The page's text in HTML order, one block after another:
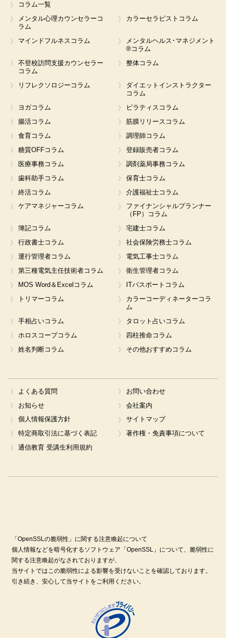
コラム一覧
メンタル心理カウンセラーコ
ラム
カラーセラピストコラム
マインドフルネスコラム
メンタルヘルス･マネジメント
®コラム
不登校訪問支援カウンセラー
コラム
整体コラム
リフレクソロジーコラム
ダイエットインストラクター
コラム
ヨガコラム
ピラティスコラム
腸活コラム
筋膜リリースコラム
食育コラム
調理師コラム
糖質OFFコラム
登録販売者コラム
医療事務コラム
調剤薬局事務コラム
歯科助手コラム
保育士コラム
終活コラム
介護福祉士コラム
ケアマネジャーコラム
ファイナンシャルプランナー
（FP）コラム
簿記コラム
宅建士コラム
行政書士コラム
社会保険労務士コラム
運行管理者コラム
電気工事士コラム
第三種電気主任技術者コラム
衛生管理者コラム
MOS Word＆Excelコラム
ITパスポートコラム
トリマーコラム
カラーコーディネーターコラ
ム
手相占いコラム
タロット占いコラム
ホロスコープコラム
四柱推命コラム
姓名判断コラム
その他おすすめコラム
よくある質問
お問い合わせ
お知らせ
会社案内
個人情報保護方針
サイトマップ
特定商取引法に基づく表記
著作権・免責事項について
通信教育 受講生利用規約
「OpenSSLの脆弱性」に関する注意喚起について
個人情報などを暗号化するソフトウェア「OpenSSL」について、脆弱性に
関する注意喚起がなされておりますが、
当サイトではこの脆弱性による影響を受けないことを確認しております。
引き続き、安心して当サイトをご利用ください。